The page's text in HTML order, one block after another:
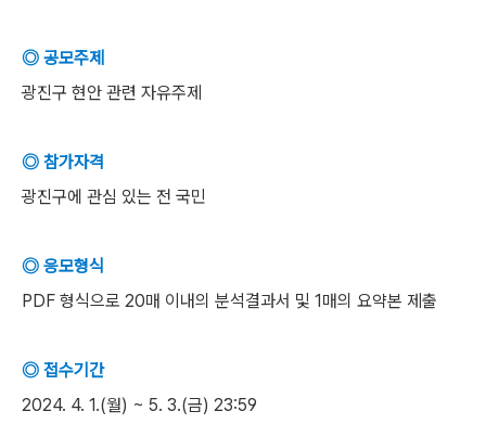
◎ 공모주제
광진구 현안 관련 자유주제
◎ 참가자격
광진구에 관심 있는 전 국민
◎ 응모형식
PDF 형식으로 20매 이내의 분석결과서 및 1매의 요약본 제출
◎ 접수기간
2024. 4. 1.(월) ~ 5. 3.(금) 23:59